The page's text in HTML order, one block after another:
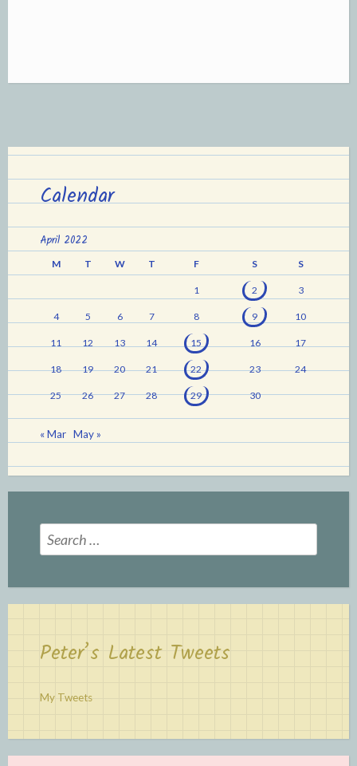
Calendar
April 2022
M T W T F S S
1 2 3
4 5 6 7 8 9 10
11 12 13 14 15 16 17
18 19 20 21 22 23 24
25 26 27 28 29 30
« Mar May »
Search
for:
Peter’s Latest Tweets
My Tweets